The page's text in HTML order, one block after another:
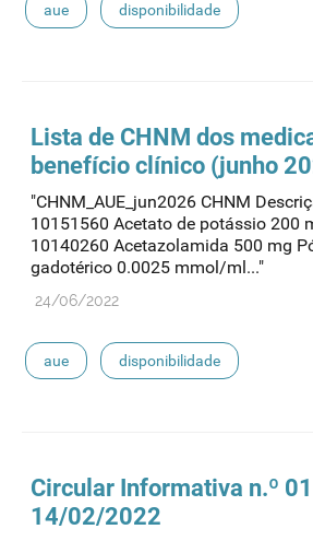
aue disponibilidade
Lista de CHNM dos
benefício clínico (junho
"CHNM_AUE_jun2026 CHNM
10151560 Acetato de potássio 200
10140260 Acetazolamida 500 mg
gadotérico 0.0025 mmol/ml..."
24/06/2022
aue disponibilidade
Circular Informativa n.º
14/02/2022